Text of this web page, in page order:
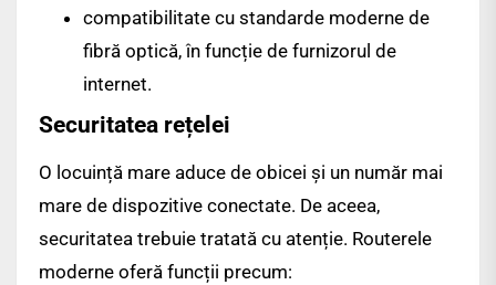
compatibilitate cu standarde moderne de
fibră optică, în funcție de furnizorul de
internet.
Securitatea rețelei
O locuință mare aduce de obicei și un număr mai
mare de dispozitive conectate. De aceea,
securitatea trebuie tratată cu atenție. Routerele
moderne oferă funcții precum: